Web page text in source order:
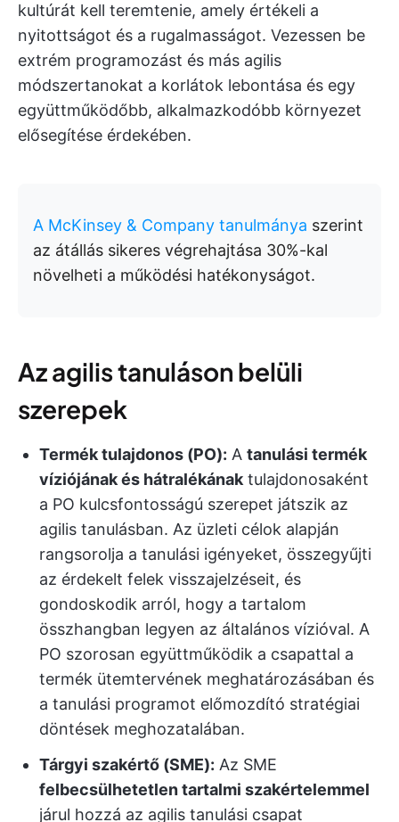
kultúrát kell teremtenie, amely értékeli a
nyitottságot és a rugalmasságot. Vezessen be
extrém programozást és más agilis
módszertanokat a korlátok lebontása és egy
együttműködőbb, alkalmazkodóbb környezet
elősegítése érdekében.
A McKinsey & Company tanulmánya szerint
az átállás sikeres végrehajtása 30%-kal
növelheti a működési hatékonyságot.
Az agilis tanuláson belüli
szerepek
Termék tulajdonos (PO): A tanulási termék
víziójának és hátralékának tulajdonosaként
a PO kulcsfontosságú szerepet játszik az
agilis tanulásban. Az üzleti célok alapján
rangsorolja a tanulási igényeket, összegyűjti
az érdekelt felek visszajelzéseit, és
gondoskodik arról, hogy a tartalom
összhangban legyen az általános vízióval. A
PO szorosan együttműködik a csapattal a
termék ütemtervének meghatározásában és
a tanulási programot előmozdító stratégiai
döntések meghozatalában.
Tárgyi szakértő (SME): Az SME
felbecsülhetetlen tartalmi szakértelemmel
járul hozzá az agilis tanulási csapat